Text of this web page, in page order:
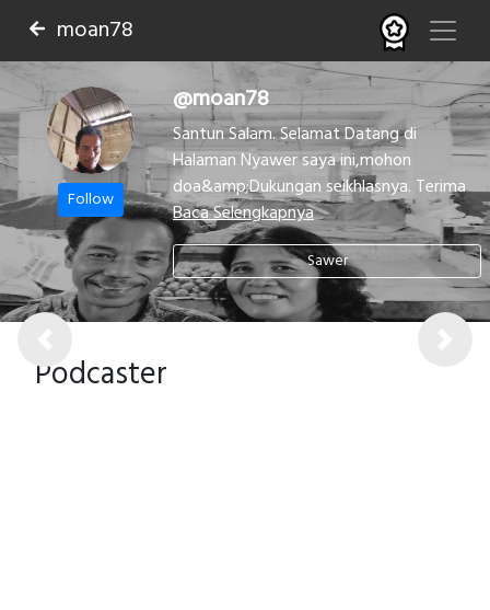
moan78
Follow
@moan78
Santun Salam. Selamat Datang di
Halaman Nyawer saya ini,mohon
doa&amp;Dukungan seikhlasnya. Terima
Baca Selengkapnya
Sawer
Podcaster